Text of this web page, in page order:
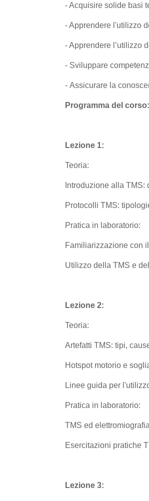
- Acquisire solide basi
- Apprendere l'utilizzo
- Apprendere l’utilizzo
- Sviluppare
- Assicurare la
Programma del corso:
Lezione 1:
Teoria:
Introduzione alla
Protocolli TMS:
Pratica in laboratorio:
Familiarizzazione con
Utilizzo della TMS e
Lezione 2:
Teoria:
Artefatti TMS: tipi,
Hotspot motorio e
Linee guida per
Pratica in laboratorio:
TMS ed
Esercitazioni pratiche
Lezione 3: